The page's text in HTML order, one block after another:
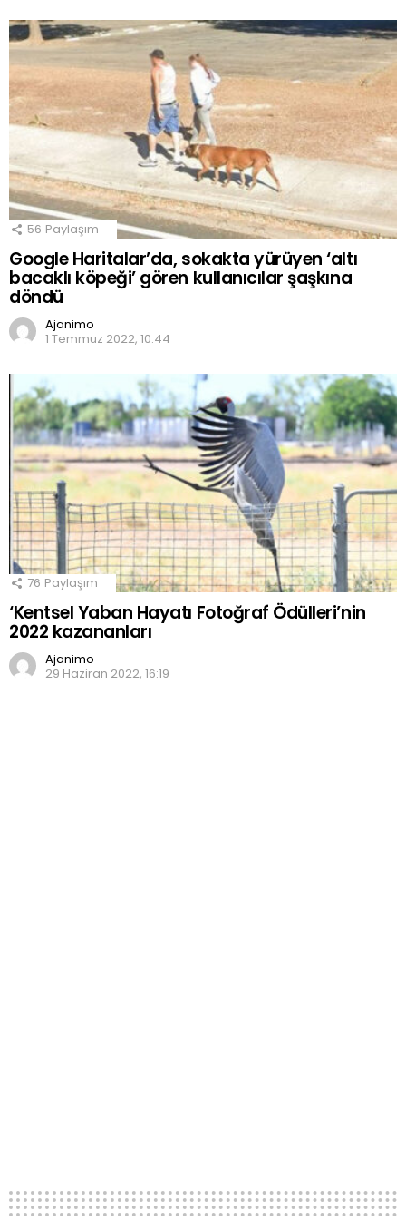
56 Paylaşım
Google Haritalar’da, sokakta yürüyen ‘altı
bacaklı köpeği’ gören kullanıcılar şaşkına
döndü
Ajanimo
1 Temmuz 2022, 10:44
76 Paylaşım
‘Kentsel Yaban Hayatı Fotoğraf Ödülleri’nin
2022 kazananları
Ajanimo
29 Haziran 2022, 16:19